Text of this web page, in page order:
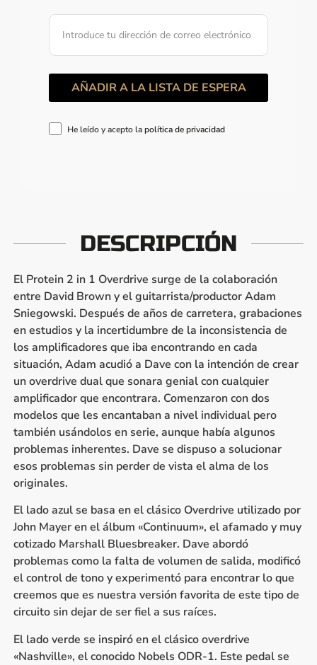
He leído y acepto lapolítica de privacidad
DESCRIPCIÓN
El Protein 2 in 1 Overdrive surge de la colaboración
entre David Brown y el guitarrista/productor Adam
Sniegowski. Después de años de carretera, grabaciones
en estudios y la incertidumbre de la inconsistencia de
los amplificadores que iba encontrando en cada
situación, Adam acudió a Dave con la intención de crear
un overdrive dual que sonara genial con cualquier
amplificador que encontrara. Comenzaron con dos
modelos que les encantaban a nivel individual pero
también usándolos en serie, aunque había algunos
problemas inherentes. Dave se dispuso a solucionar
esos problemas sin perder de vista el alma de los
originales.
El lado azul se basa en el clásico Overdrive utilizado por
John Mayer en el álbum «Continuum», el afamado y muy
cotizado Marshall Bluesbreaker. Dave abordó
problemas como la falta de volumen de salida, modificó
el control de tono y experimentó para encontrar lo que
creemos que es nuestra versión favorita de este tipo de
circuito sin dejar de ser fiel a sus raíces.
El lado verde se inspiró en el clásico overdrive
«Nashville», el conocido Nobels ODR-1. Este pedal se